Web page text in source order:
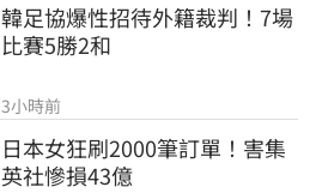
韓足協爆性招待外籍裁判！7場
比賽5勝2和
3小時前
日本女狂刷2000筆訂單！害集
英社慘損43億